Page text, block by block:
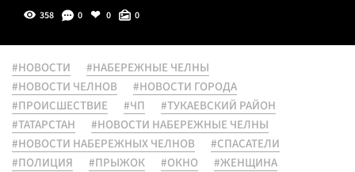
358 0 0 0
#НОВОСТИ
#НАБЕРЕЖНЫЕ ЧЕЛНЫ
#НОВОСТИ ЧЕЛНОВ
#НОВОСТИ ГОРОДА
#ПРОИСШЕСТВИЕ
#ЧП
#ТУКАЕВСКИЙ РАЙОН
#ТАТАРСТАН
#НОВОСТИ НАБЕРЕЖНЫЕ ЧЕЛНЫ
#НОВОСТИ НАБЕРЕЖНЫХ ЧЕЛНОВ
#СПАСАТЕЛИ
#ПОЛИЦИЯ
#ПРЫЖОК #ОКНО #ЖЕНЩИНА